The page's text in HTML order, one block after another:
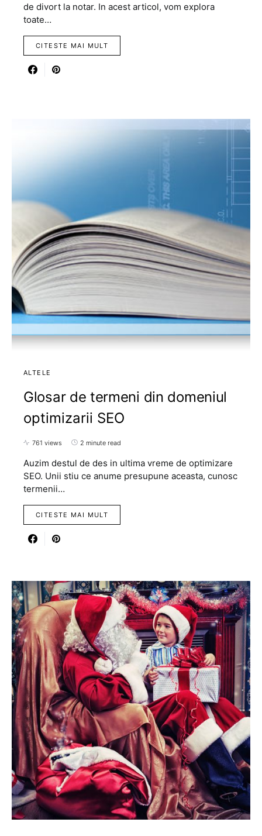
de divort la notar. In acest articol, vom explora
toate…
CITESTE MAI MULT
ALTELE
Glosar de termeni din domeniul
optimizarii SEO
761 views 2 minute read
Auzim destul de des in ultima vreme de optimizare
SEO. Unii stiu ce anume presupune aceasta, cunosc
termenii…
CITESTE MAI MULT